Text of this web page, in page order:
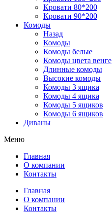
Кровати 80*200
Кровати 90*200
Комоды
Назад
Комоды
Комоды белые
Комоды цвета венге
Длинные комоды
Высокие комоды
Комоды 3 ящика
Комоды 4 ящика
Комоды 5 ящиков
Комоды 6 ящиков
Диваны
Меню
Главная
О компании
Контакты
Главная
О компании
Контакты